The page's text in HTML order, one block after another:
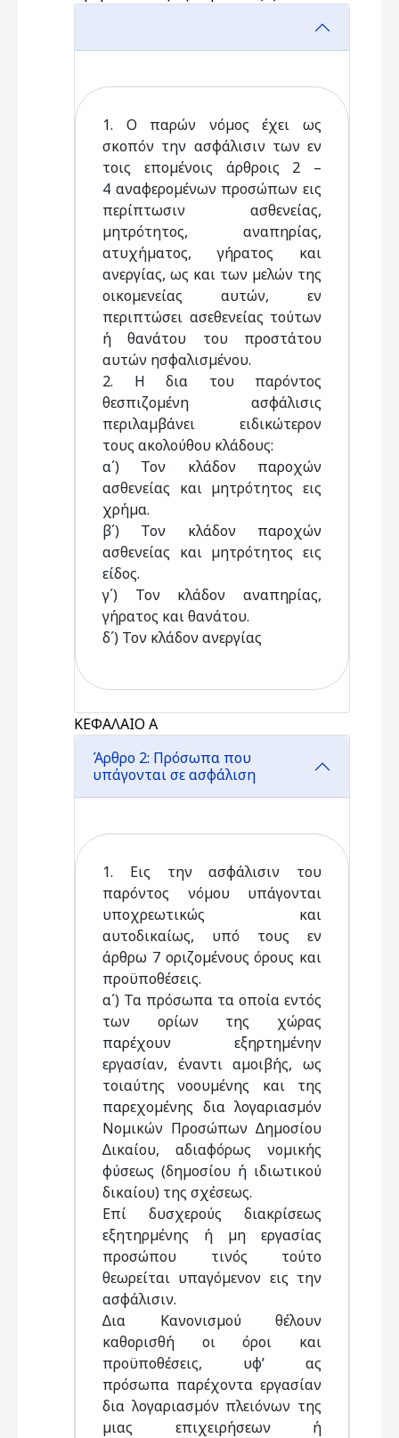
1. Ο παρών νόµος έχει ως
σκοπόν την ασφάλισιν των εν
τοις εποµένοις άρθροις 2 –
4 αναφεροµένων προσώπων εις
περίπτωσιν ασθενείας,
µητρότητος, αναπηρίας,
ατυχήµατος, γήρατος και
ανεργίας, ως και των µελών της
οικοµενείας αυτών, εν
περιπτώσει ασεθενείας τούτων
ή θανάτου του προστάτου
αυτών ησφαλισµένου.
2. Η δια του παρόντος
θεσπιζοµένη ασφάλισις
περιλαµβάνει ειδικώτερον
τους ακολούθου κλάδους:
α΄) Τον κλάδον παροχών
ασθενείας και µητρότητος εις
χρήµα.
β΄) Τον κλάδον παροχών
ασθενείας και µητρότητος εις
είδος.
γ΄) Τον κλάδον αναπηρίας,
γήρατος και θανάτου.
δ΄) Τον κλάδον ανεργίας
ΚΕΦΑΛΑΙΟ Α
Άρθρο 2: Πρόσωπα που
υπάγονται σε ασφάλιση
1. Εις την ασφάλισιν του
παρόντος νόµου υπάγονται
υποχρεωτικώς και
αυτοδικαίως, υπό τους εν
άρθρω 7 οριζοµένους όρους και
προϋποθέσεις.
α΄) Τα πρόσωπα τα οποία εντός
των ορίων της χώρας
παρέχουν εξηρτηµένην
εργασίαν, έναντι αµοιβής, ως
τοιαύτης νοουµένης και της
παρεχοµένης δια λογαριασµόν
Νοµικών Προσώπων ∆ηµοσίου
∆ικαίου, αδιαφόρως νοµικής
φύσεως (δηµοσίου ή ιδιωτικού
δικαίου) της σχέσεως.
Επί δυσχερούς διακρίσεως
εξητηρµένης ή µη εργασίας
προσώπου τινός τούτο
θεωρείται υπαγόµενον εις την
ασφάλισιν.
∆ια Κανονισµού θέλουν
καθορισθή οι όροι και
προϋποθέσεις, υφ’ ας
πρόσωπα παρέχοντα εργασίαν
δια λογαριασµόν πλειόνων της
µιας επιχειρήσεων ή